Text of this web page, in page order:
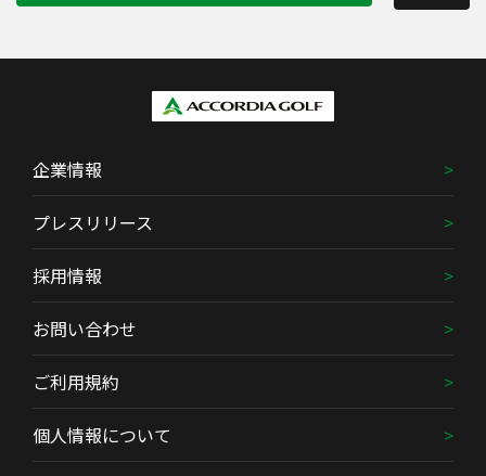
企業情報
プレスリリース
採用情報
お問い合わせ
ご利用規約
個人情報について